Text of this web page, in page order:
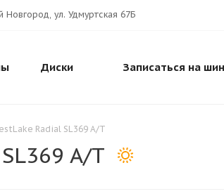
Новгород, ул. Удмуртская 67Б
Диски Записаться на
Radial SL369 A/T
A/T